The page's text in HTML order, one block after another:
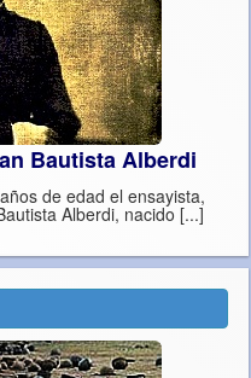
Bautista Alberdi
de edad el ensayista,
jurista, político y diplomático Juan Bautista Alberdi, nacido [...]